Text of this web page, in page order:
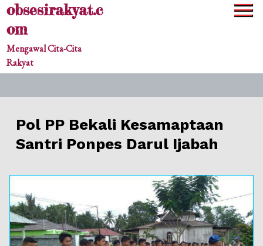
Skipobsesirakyat.c
om
Mengawal Cita-Cita
Rakyat
​Pol PP Bekali Kesamaptaan
Santri Ponpes Darul Ijabah